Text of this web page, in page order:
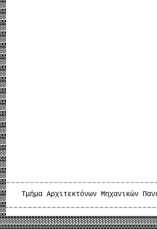
Τμήμα Αρχιτεκτόνων Μηχανικών